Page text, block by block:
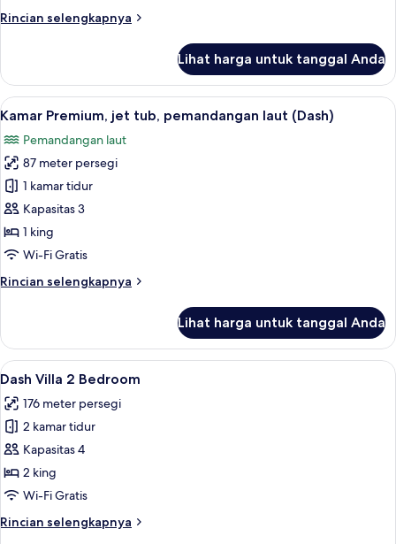
renang
Rincian selengkapnya
Rincian
Kamar
Premium,
pemandangan
renang
(Dash)
Lihat harga untuk tanggal Anda
Lihat
semua
foto
untuk
Kamar
Premium,
jet
tub,
laut
Kamar Premium, jet tub,
7
Kamar Premium, jet tub, pemandangan laut (Dash)
Pemandangan laut
87 meter persegi
1 kamar tidur
Kapasitas 3
1 king
Wi-Fi Gratis
Rincian selengkapnya
Rincian
Kamar
Premium,
jet
pemandangan
laut
Lihat harga untuk tanggal Anda
Lihat
semua
foto
untuk
Dash
Villa
2
Dash Villa 2 Bedroom |
7
Dash Villa 2 Bedroom
176 meter persegi
2 kamar tidur
Kapasitas 4
2 king
Wi-Fi Gratis
Rincian selengkapnya
Rincian